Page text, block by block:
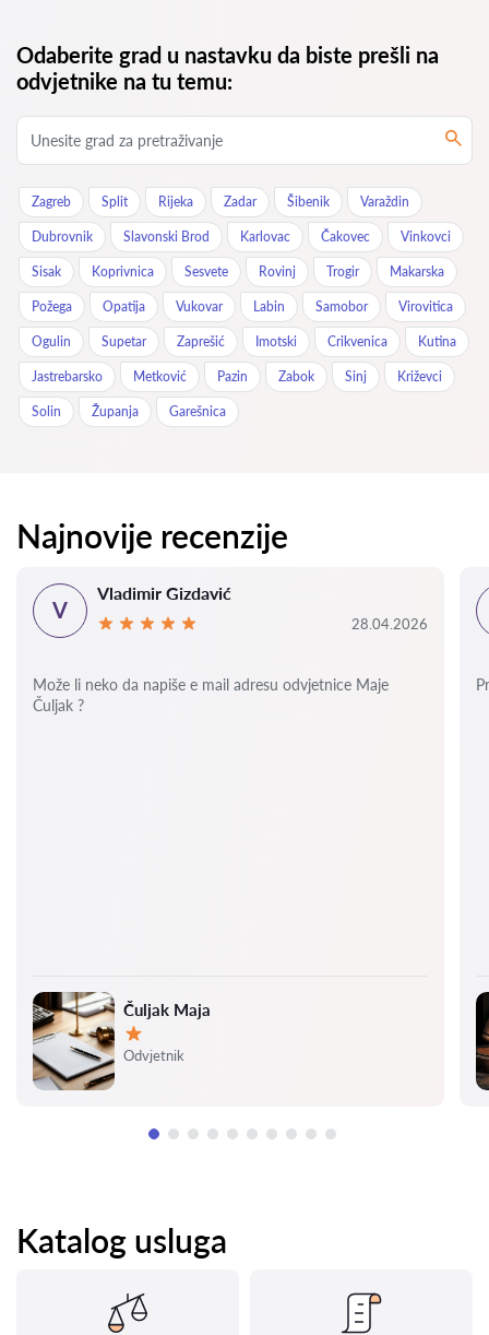
Odaberite grad u nastavku da biste prešli na
odvjetnike na tu temu:
Zagreb Split Rijeka Zadar Šibenik Varaždin
Dubrovnik Slavonski Brod Karlovac Čakovec Vinkovci
Sisak Koprivnica Sesvete Rovinj Trogir Makarska
Požega Opatija Vukovar Labin Samobor Virovitica
Ogulin Supetar Zaprešić Imotski Crikvenica Kutina
Jastrebarsko Metković Pazin Zabok Sinj Križevci
Solin Županja Garešnica
Najnovije recenzije
Čuljak Maja
Ocjena:
Odvjetnik
V
Vladimir Gizdavić
28.04.2026
Može li neko da napiše e mail adresu odvjetnice Maje
Čuljak ?
Katalog usluga